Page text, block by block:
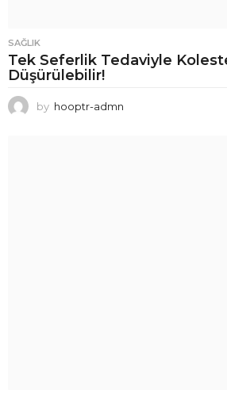
SAĞLIK
Tek Seferlik Tedaviyle
Düşürülebilir!
by hooptr-admn